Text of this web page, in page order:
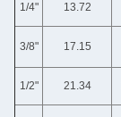
1/4" 13.72
3/8" 17.15
1/2" 21.34